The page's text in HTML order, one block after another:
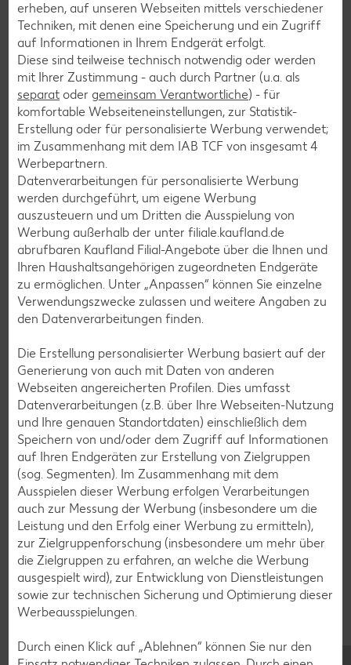
Pasta-Rezepte
Sushi-Rezepte
Raclette-Rezepte
Flammkuchen-Rezepte
Frühstücksrezepte
Salat-Rezepte
Spargel-Rezepte
Fleisch-Rezepte
Fisch-Rezepte
Geflügel-Rezepte
Lamm-Rezepte
Grill-Rezepte
Muffin-Rezepte
Apfelkuchen-Rezepte
Schokokuchen-Rezepte
Torten-Rezepte
Eis-Rezepte
Pfannkuchen-Rezepte
Plätzchen-Rezepte
Smoothie-Rezepte
Bowle-Rezepte
erheben, auf unseren Webseiten mittels verschiedener
Techniken, mit denen eine Speicherung und ein Zugriff
auf Informationen in Ihrem Endgerät erfolgt.
Diese sind teilweise technisch notwendig oder werden
mit Ihrer Zustimmung - auch durch Partner (u.a. als
separat oder gemeinsam Verantwortliche) - für
komfortable Webseiteneinstellungen, zur Statistik-
Erstellung oder für personalisierte Werbung verwendet;
im Zusammenhang mit dem IAB TCF von insgesamt 4
Werbepartnern.
Datenverarbeitungen für personalisierte Werbung
werden durchgeführt, um eigene Werbung
auszusteuern und um Dritten die Ausspielung von
Werbung außerhalb der unter filiale.kaufland.de
abrufbaren Kaufland Filial-Angebote über die Ihnen und
Ihren Haushaltsangehörigen zugeordneten Endgeräte
zu ermöglichen. Unter „Anpassen“ können Sie einzelne
Verwendungszwecke zulassen und weitere Angaben zu
den Datenverarbeitungen finden.
Die Erstellung personalisierter Werbung basiert auf der
Generierung von auch mit Daten von anderen
Webseiten angereicherten Profilen. Dies umfasst
Datenverarbeitungen (z.B. über Ihre Webseiten-Nutzung
und Ihre genauen Standortdaten) einschließlich dem
Speichern von und/oder dem Zugriff auf Informationen
auf Ihren Endgeräten zur Erstellung von Zielgruppen
(sog. Segmenten). Im Zusammenhang mit dem
Ausspielen dieser Werbung erfolgen Verarbeitungen
auch zur Messung der Werbung (insbesondere um die
Leistung und den Erfolg einer Werbung zu ermitteln),
zur Zielgruppenforschung (insbesondere um mehr über
die Zielgruppen zu erfahren, an welche die Werbung
ausgespielt wird), zur Entwicklung von Dienstleistungen
sowie zur technischen Sicherung und Optimierung dieser
Werbeausspielungen.
Durch einen Klick auf „Ablehnen“ können Sie nur den